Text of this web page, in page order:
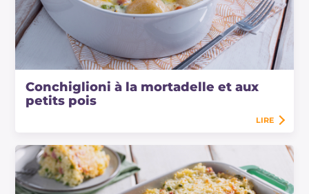
Conchiglioni à la mortadelle et aux
petits pois
LIRE